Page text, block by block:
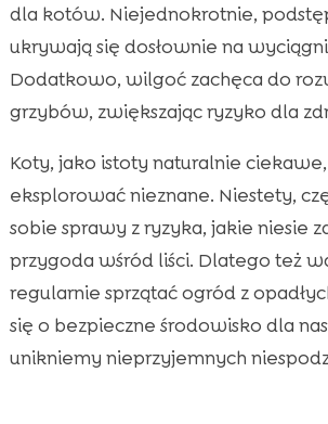
dla kotów. Niejednokrotnie,
ukrywają się dosłownie na
Dodatkowo, wilgoć zachęca do
grzybów, zwiększając ryzyko dla
Koty, jako istoty naturalnie
eksplorować nieznane. Niestety,
sobie sprawy z ryzyka, jakie niesie
przygoda wśród liści. Dlatego też
regularnie sprzątać ogród z
się o bezpieczne środowisko dla
unikniemy nieprzyjemnych